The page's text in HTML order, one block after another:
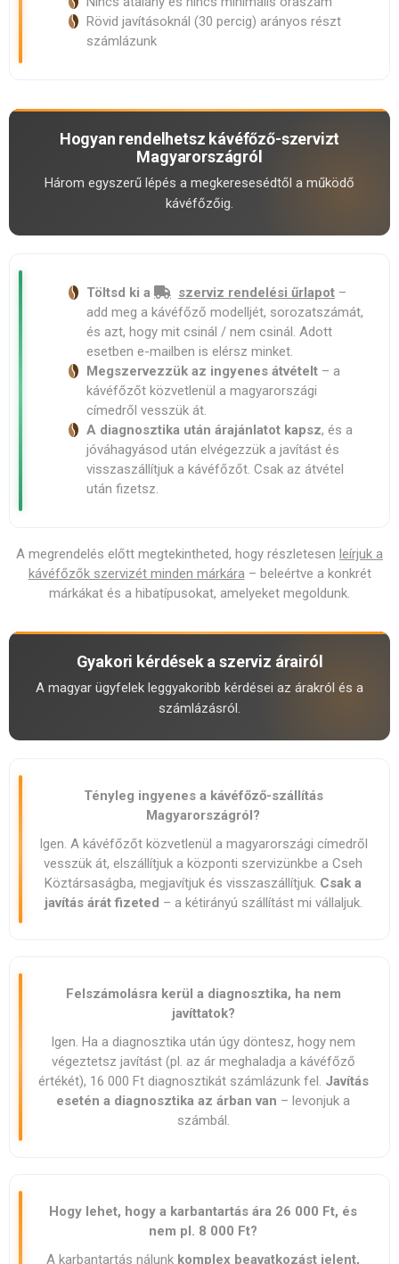
Rövid javításoknál (30 percig) arányos részt
számlázunk
Hogyan rendelhetsz kávéfőző-szervizt
Magyarországról
Három egyszerű lépés a megkeresesédtől a működő
kávéfőzőig.
Töltsd ki a szerviz rendelési űrlapot –
add meg a kávéfőző modelljét, sorozatszámát,
és azt, hogy mit csinál / nem csinál. Adott
esetben e-mailben is elérsz minket.
Megszervezzük az ingyenes átvételt – a
kávéfőzőt közvetlenül a magyarországi
címedről vesszük át.
A diagnoszti­ka után árajánlatot kapsz, és a
jóváhagyásod után elvégezzük a javítást és
visszaszállítjuk a kávéfőzőt. Csak az átvétel
után fizetsz.
A megrendelés előtt megtekintheted, hogy részletesen leírjuk a
kávéfőzők szervizét minden márkára– beleértve a konkrét
márkákat és a hibatípusokat, amelyeket megoldunk.
Gyakori kérdések a szerviz árairól
A magyar ügyfelek leggyakoribb kérdései az árakról és a
számlázásról.
Tényleg ingyenes a kávéfőző-szállítás
Magyarországról?
Igen. A kávéfőzőt közvetlenül a magyarországi címedről
vesszük át, elszállítjuk a központi szervizünkbe a Cseh
Köztársaságba, megjavítjuk és visszaszállítjuk. Csak a
javítás árát fizeted – a kétirányú szállítást mi vállaljuk.
Felszámolásra kerül a diagnoszti­ka, ha nem
javíttatok?
Igen. Ha a diagnoszti­ka után úgy döntesz, hogy nem
végeztetsz javítást (pl. az ár meghaladja a kávéfőző
értékét), 16 000 Ft diagnoszti­kát számlázunk fel. Javítás
esetén a diagnoszti­ka az árban van – levonjuk a
számbál.
Hogy lehet, hogy a karbantartás ára 26 000 Ft, és
nem pl. 8 000 Ft?
A karbantartás nálunk komplex beavatkozást jelent,